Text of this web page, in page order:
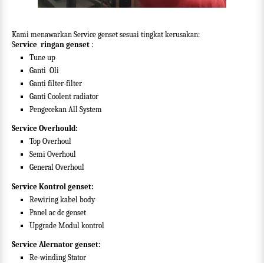
Kami menawarkan Service genset sesuai tingkat kerusakan:
Service ringan genset :
Tune up
Ganti Oli
Ganti filter-filter
Ganti Coolent radiator
Pengecekan All System
Service Overhould:
Top Overhoul
Semi Overhoul
General Overhoul
Service Kontrol genset:
Rewiring kabel body
Panel ac dc genset
Upgrade Modul kontrol
Service Alernator genset:
Re-winding Stator